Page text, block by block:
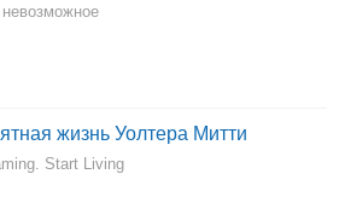
жизнь Уолтера Митти
Start Living